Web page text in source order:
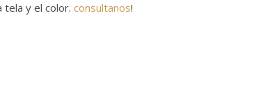
tela y el color. consultanos!